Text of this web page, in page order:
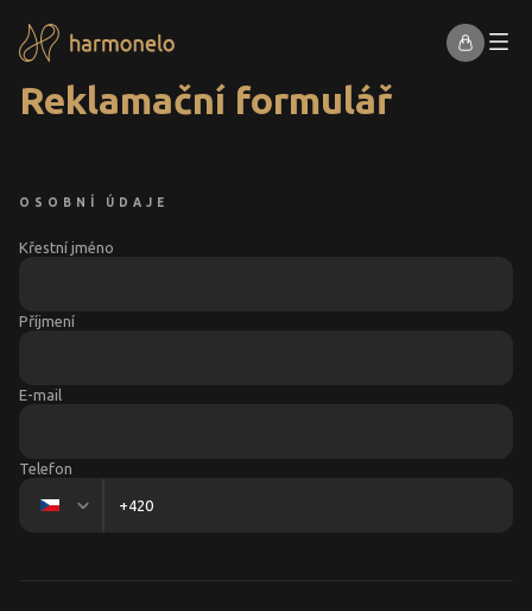
Reklamační formulář
OSOBNÍ ÚDAJE
Křestní jméno
Příjmení
E-mail
Telefon